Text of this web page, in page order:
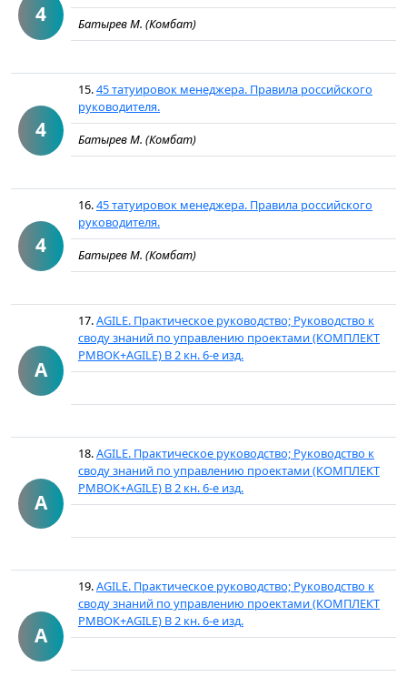
4
Батырев М. (Комбат)
4
15.45 татуировок менеджера. Правила российского
руководителя.
Батырев М. (Комбат)
4
16.45 татуировок менеджера. Правила российского
руководителя.
Батырев М. (Комбат)
A
17.AGILE. Практическое руководство; Руководство к
своду знаний по управлению проектами (КОМПЛЕКТ
РМВОК+AGILE) В 2 кн. 6-е изд.
A
18.AGILE. Практическое руководство; Руководство к
своду знаний по управлению проектами (КОМПЛЕКТ
РМВОК+AGILE) В 2 кн. 6-е изд.
A
19.AGILE. Практическое руководство; Руководство к
своду знаний по управлению проектами (КОМПЛЕКТ
РМВОК+AGILE) В 2 кн. 6-е изд.